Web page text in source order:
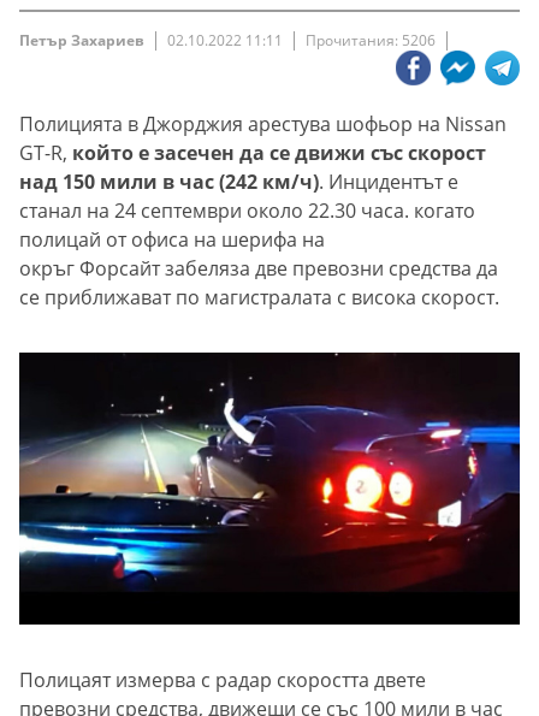
Петър Захариев 02.10.2022 11:11 Прочитания: 5206
Полицията в Джорджия арестува шофьор на Nissan
GT-R, който е засечен да се движи със скорост
над 150 мили в час (242 км/ч). Инцидентът е
станал на 24 септември около 22.30 часа. когато
полицай от офиса на шерифа на
окръг Форсайт забеляза две превозни средства да
се приближават по магистралата с висока скорост.
Полицаят измерва с радар скоростта двете
превозни средства, движещи се със 100 мили в час